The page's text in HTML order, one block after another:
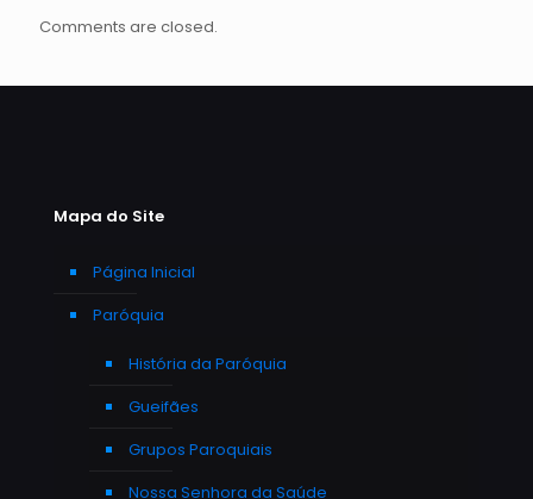
Comments are closed.
Mapa do Site
Página Inicial
Paróquia
História da Paróquia
Gueifães
Grupos Paroquiais
Nossa Senhora da Saúde